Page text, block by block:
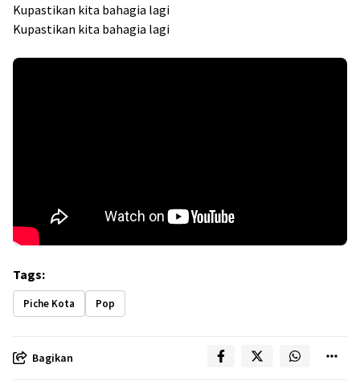
Kupastikan kita bahagia lagi
Kupastikan kita bahagia lagi
Tags:
Piche Kota Pop
Bagikan